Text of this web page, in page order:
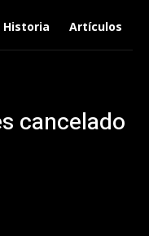
Historia Artículos
cancelado